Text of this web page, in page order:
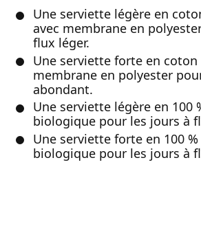
Une serviette légère en
avec membrane en
flux léger.
Une serviette forte en
membrane en polyester
abondant.
Une serviette légère en 100
biologique pour les jours à
Une serviette forte en 100
biologique pour les jours à